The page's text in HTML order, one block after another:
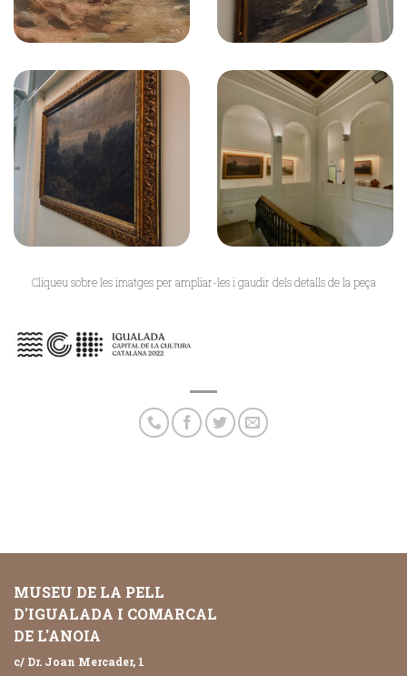
Cliqueu sobre les imatges per ampliar-les i gaudir dels detalls de la peça
MUSEU DE LA PELL
D'IGUALADA I COMARCAL
DE L'ANOIA
c/ Dr. Joan Mercader, 1